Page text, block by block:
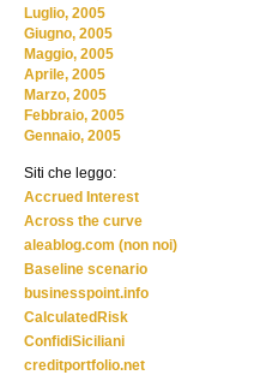
Luglio, 2005
Giugno, 2005
Maggio, 2005
Aprile, 2005
Marzo, 2005
Febbraio, 2005
Gennaio, 2005
Siti che leggo:
Accrued Interest
Across the curve
aleablog.com (non noi)
Baseline scenario
businesspoint.info
CalculatedRisk
ConfidiSiciliani
creditportfolio.net